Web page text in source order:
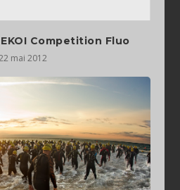
Competition Fluo
mai 2012